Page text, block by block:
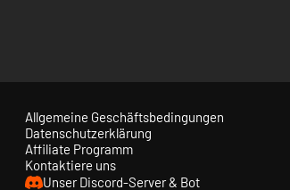
Allgemeine Geschäftsbedingungen
Datenschutzerklärung
Affiliate Programm
Kontaktiere uns
Unser Discord-Server & Bot